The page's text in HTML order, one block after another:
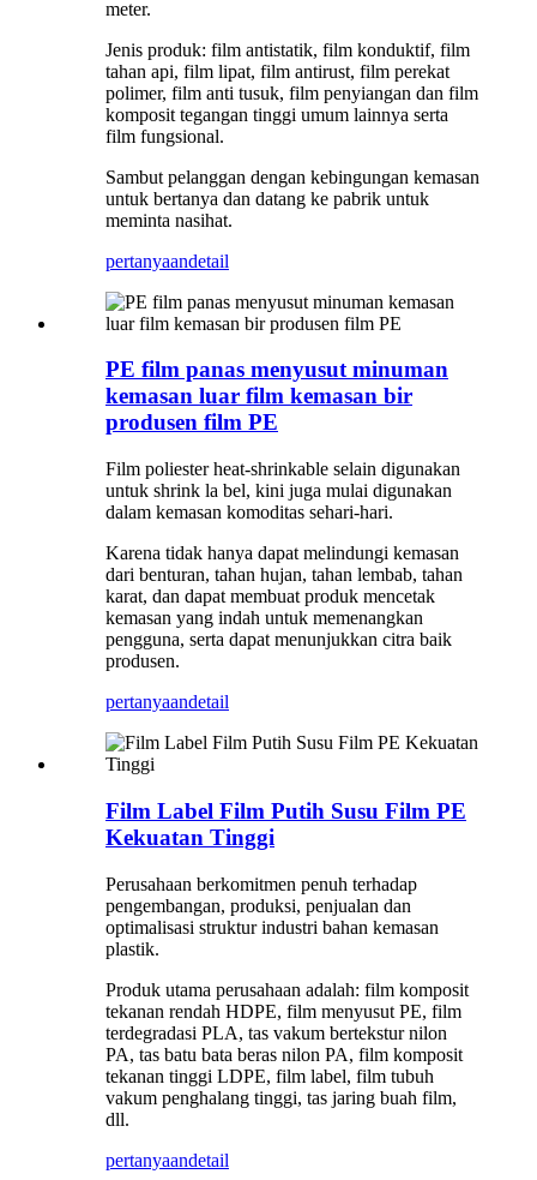
meter.
Jenis produk: film antistatik, film konduktif, film
tahan api, film lipat, film antirust, film perekat
polimer, film anti tusuk, film penyiangan dan film
komposit tegangan tinggi umum lainnya serta
film fungsional.
Sambut pelanggan dengan kebingungan kemasan
untuk bertanya dan datang ke pabrik untuk
meminta nasihat.
pertanyaandetail
PE film panas menyusut minuman
kemasan luar film kemasan bir
produsen film PE
Film poliester heat-shrinkable selain digunakan
untuk shrink la bel, kini juga mulai digunakan
dalam kemasan komoditas sehari-hari.
Karena tidak hanya dapat melindungi kemasan
dari benturan, tahan hujan, tahan lembab, tahan
karat, dan dapat membuat produk mencetak
kemasan yang indah untuk memenangkan
pengguna, serta dapat menunjukkan citra baik
produsen.
pertanyaandetail
Film Label Film Putih Susu Film PE
Kekuatan Tinggi
Perusahaan berkomitmen penuh terhadap
pengembangan, produksi, penjualan dan
optimalisasi struktur industri bahan kemasan
plastik.
Produk utama perusahaan adalah: film komposit
tekanan rendah HDPE, film menyusut PE, film
terdegradasi PLA, tas vakum bertekstur nilon
PA, tas batu bata beras nilon PA, film komposit
tekanan tinggi LDPE, film label, film tubuh
vakum penghalang tinggi, tas jaring buah film,
dll.
pertanyaandetail